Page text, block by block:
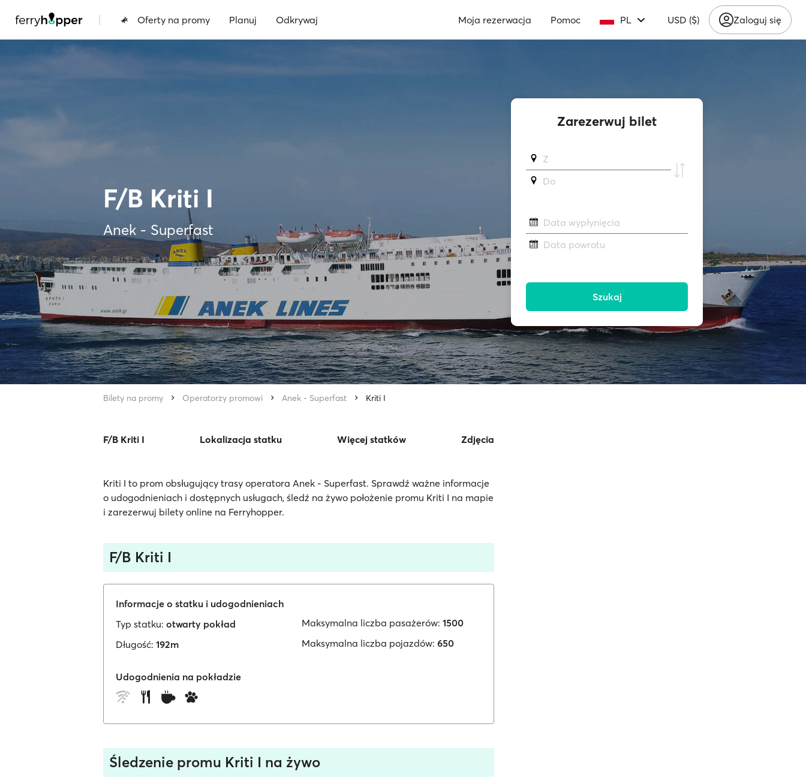
| Oferty na promy Planuj Odkrywaj Moja rezerwacja Pomoc PL USD ($) Zaloguj się
F/B Kriti I
Anek - Superfast
Bilety na promy Operatorzy promowi Anek - Superfast Kriti I
F/B Kriti I Lokalizacja statku Więcej statków Zdjęcia
Kriti I to prom obsługujący trasy operatora Anek - Superfast. Sprawdź ważne informacje
o udogodnieniach i dostępnych usługach, śledź na żywo położenie promu Kriti I na mapie
i zarezerwuj bilety online na Ferryhopper.
F/B Kriti I
Informacje o statku i udogodnieniach
Typ statku: otwarty pokład
Długość: 192m
Maksymalna liczba pasażerów: 1500
Maksymalna liczba pojazdów: 650
Udogodnienia na pokładzie
Śledzenie promu Kriti I na żywo
Zarezerwuj bilet
Z
Do
Data wypłynięcia
Data powrotu
Szukaj